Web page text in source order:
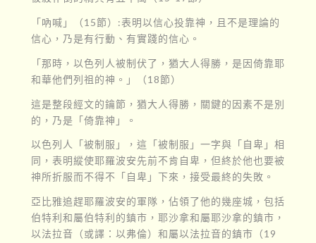
「吶喊」（15節）:表明以信心投靠神，且不是理論的
信心，乃是有行動、有實踐的信心。
「那時，以色列人被制伏了，猶大人得勝，是因倚靠耶
和華他們列祖的神。」（18節）
這是整段經文的鑰節，猶大人得勝，關鍵的因素不是別
的，乃是「倚靠神」。
以色列人「被制服」，這「被制服」一字與「自卑」相
同，表明縱使耶羅波安先前不肯自卑，但終於他也要被
神所折服而不得不「自卑」下來，接受最終的失敗。
亞比雅追趕耶羅波安的軍隊，佔領了他的幾座城，包括
伯特利和屬伯特利的鎮市，耶沙拿和屬耶沙拿的鎮市，
以法拉音（或譯：以弗倫）和屬以法拉音的鎮市（19